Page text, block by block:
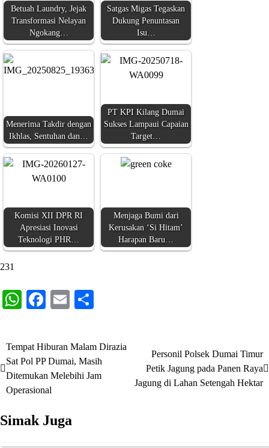
Betuah Laundry, Jejak
Transformasi Nelayan
Ngokang…
Satgas Migas Tegaskan
Dukung Penuntasan
Isu…
Menerima Takdir dengan
Ikhlas, Sentuhan dan…
PT KPI Kilang Dumai
Sukses Lampaui Capaian
Target…
Komisi XII DPR RI
Apresiasi Inovasi
Teknologi PHR…
Menjaga Bumi dari
Kerusakan ‘Si Hitam’
Harapan Baru…
231
WhatsApp
Facebook
Email
Navigasi
pos
Tempat Hiburan Malam Dirazia
Sat Pol PP Dumai, Masih
Ditemukan Melebihi Jam
Operasional
Personil Polsek Dumai Timur
Petik Jagung pada Panen Raya
Jagung di Lahan Setengah Hektar
Simak Juga